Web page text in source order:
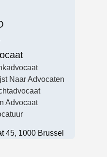
Naar Advocaten
Advocaat
45, 1000 Brussel